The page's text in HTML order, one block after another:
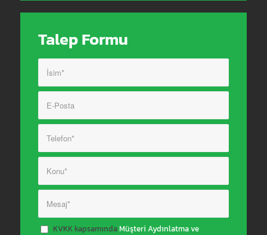
Talep Formu
KVKK kapsamındaMüşteri Aydınlatma ve